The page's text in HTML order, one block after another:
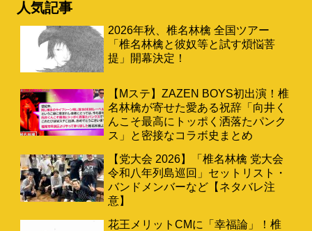
人気記事
2026年秋、椎名林檎 全国ツアー
「椎名林檎と彼奴等と試す煩悩菩
提」開幕決定！
【Mステ】ZAZEN BOYS初出演！椎
名林檎が寄せた愛ある祝辞「向井く
んこそ最高にトッポく洒落たパンク
ス」と密接なコラボ史まとめ
【党大会 2026】「椎名林檎 党大会
令和八年列島巡回」セットリスト・
バンドメンバーなど【ネタバレ注
意】
花王メリットCMに「幸福論」！椎